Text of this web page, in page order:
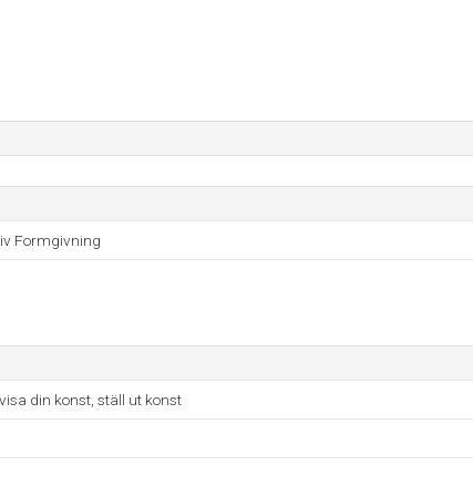
Formgivning
din konst, ställ ut konst